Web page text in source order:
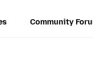
Community